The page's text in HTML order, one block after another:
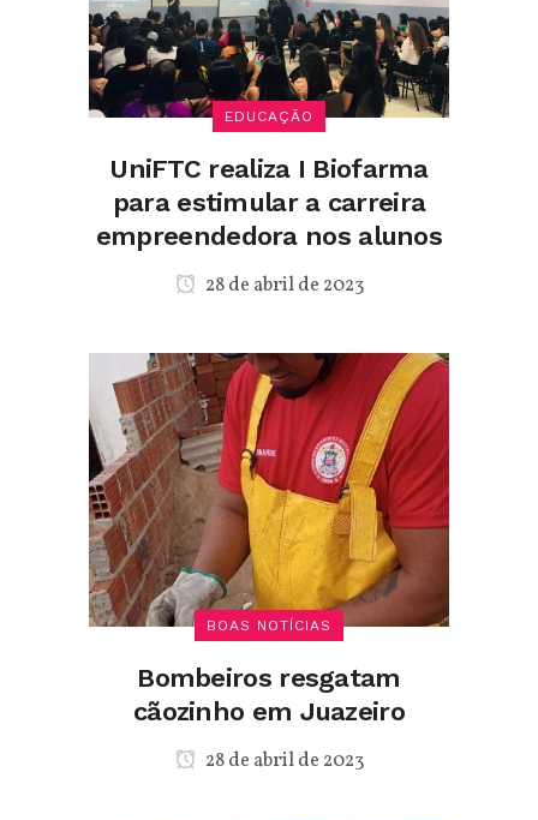
EDUCAÇÃO
UniFTC realiza I Biofarma
para estimular a carreira
empreendedora nos alunos
28 de abril de 2023
BOAS NOTÍCIAS
Bombeiros resgatam
cãozinho em Juazeiro
28 de abril de 2023